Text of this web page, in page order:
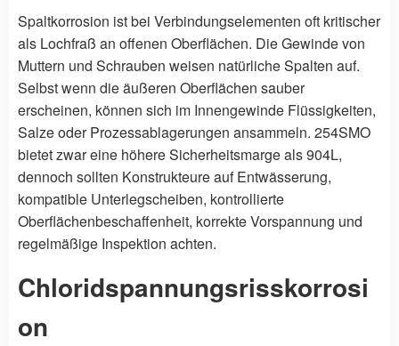
Spaltkorrosion ist bei Verbindungselementen oft kritischer
als Lochfraß an offenen Oberflächen. Die Gewinde von
Muttern und Schrauben weisen natürliche Spalten auf.
Selbst wenn die äußeren Oberflächen sauber
erscheinen, können sich im Innengewinde Flüssigkeiten,
Salze oder Prozessablagerungen ansammeln. 254SMO
bietet zwar eine höhere Sicherheitsmarge als 904L,
dennoch sollten Konstrukteure auf Entwässerung,
kompatible Unterlegscheiben, kontrollierte
Oberflächenbeschaffenheit, korrekte Vorspannung und
regelmäßige Inspektion achten.
Chloridspannungsrisskorrosi
on